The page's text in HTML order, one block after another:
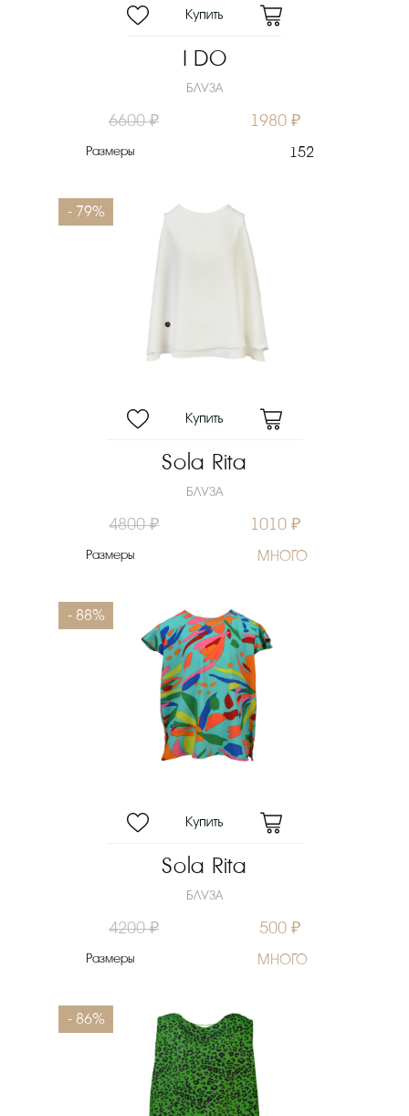
I DO
БЛУЗА
6600 ₽ 1980 ₽
Размеры 152
- 79%
Sola Rita
БЛУЗА
4800 ₽ 1010 ₽
Размеры МНОГО
- 88%
Sola Rita
БЛУЗА
4200 ₽ 500 ₽
Размеры МНОГО
- 86%